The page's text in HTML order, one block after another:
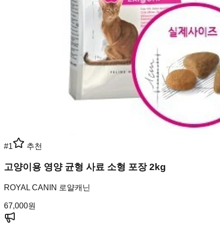
#1 추천
고양이용 영양 균형 사료 소형 포장 2kg
ROYAL CANIN 로얄캐닌
67,000원